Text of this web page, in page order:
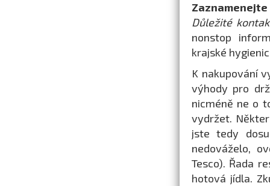
Důležité
nonstop
krajské
K nakupování
výhody pro
nicméně ne o
vydržet.
jste tedy
nedováželo,
Tesco). Řada
hotová jídla.